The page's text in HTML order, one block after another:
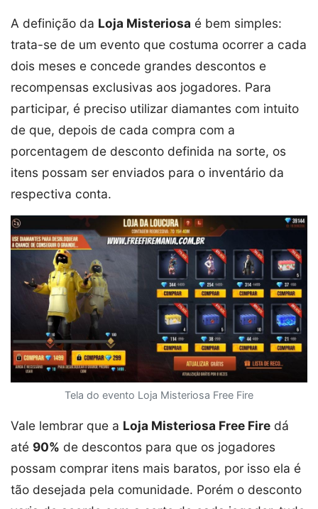
A definição da Loja Misteriosa é bem simples:
trata-se de um evento que costuma ocorrer a cada
dois meses e concede grandes descontos e
recompensas exclusivas aos jogadores. Para
participar, é preciso utilizar diamantes com intuito
de que, depois de cada compra com a
porcentagem de desconto definida na sorte, os
itens possam ser enviados para o inventário da
respectiva conta.
Tela do evento Loja Misteriosa Free Fire
Vale lembrar que a Loja Misteriosa Free Fire dá
até 90% de descontos para que os jogadores
possam comprar itens mais baratos, por isso ela é
tão desejada pela comunidade. Porém o desconto